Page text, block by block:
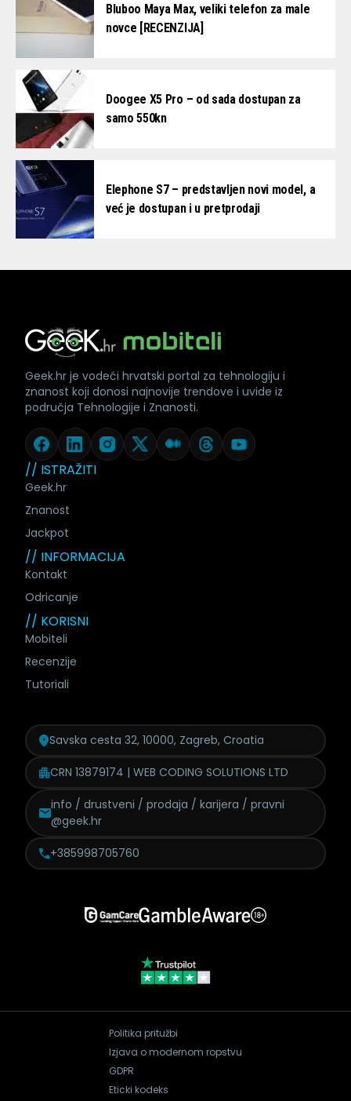
Bluboo Maya Max, veliki telefon za male
novce [RECENZIJA]
Doogee X5 Pro – od sada dostupan za
samo 550kn
Elephone S7 – predstavljen novi model, a
već je dostupan i u pretprodaji
// ISTRAŽITI
Geek.hr
Znanost
Jackpot
// INFORMACIJA
Kontakt
Odricanje
// KORISNI
Mobiteli
Recenzije
Tutoriali
Geek.hr je vodeći hrvatski portal za tehnologiju i
znanost koji donosi najnovije trendove i uvide iz
područja Tehnologije i Znanosti.
Savska cesta 32, 10000, Zagreb, Croatia
CRN 13879174 | WEB CODING SOLUTIONS LTD
info / drustveni / prodaja / karijera / pravni
@geek.hr
+385998705760
Politika pritužbi
Izjava o modernom ropstvu
GDPR
Eticki kodeks